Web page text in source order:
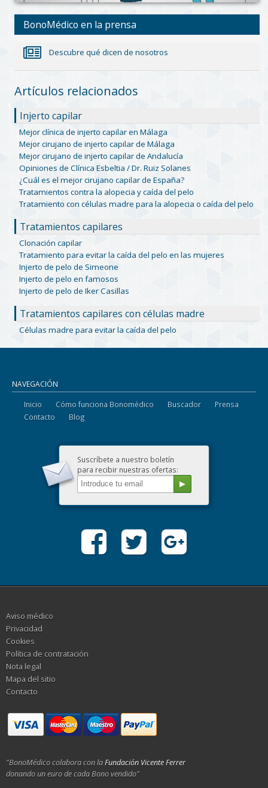
BonoMédico en la prensa
Descubre qué dicen de nosotros
Artículos relacionados
Injerto capilar
Mejor clínica de injerto capilar en Málaga
Mejor cirujano de injerto capilar de Málaga
Mejor cirujano de injerto capilar de Andalucía
Opiniones de Clínica Esbeltia / Dr. Ruiz Solanes
¿Cuál es el mejor cirujano capilar de España?
Tratamientos contra la alopecia y caída del pelo
Tratamiento con células madre para la alopecia o caída del pelo
Tratamientos capilares
Clonación capilar
Tratamiento para evitar la caída del pelo en las mujeres
Injerto de pelo de Simeone
Injerto de pelo en famosos
Injerto de pelo de Iker Casillas
Tratamientos capilares con células madre
Células madre para evitar la caída del pelo
NAVEGACIÓN
Inicio Cómo funciona Bonomédico Buscador
Prensa
Contacto
Blog
Suscríbete a nuestro boletín
para recibir nuestras ofertas:
Aviso médico
Privacidad
Cookies
Política de contratación
Nota legal
Mapa del sitio
Contacto
"BonoMédico colabora con laFundación Vicente Ferrer
donando un euro de cada Bono vendido"